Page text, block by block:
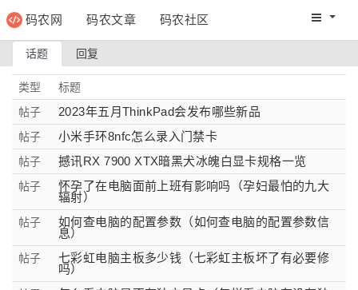
码农网 码农文章 码农社区 码农网
话题 回复
类型
标题
帖子
2023年五月ThinkPad会发布哪些新品
帖子 小米手环8nfc怎么录入门禁卡
帖子 撼讯RX 7900 XTX暗黑犬冰魄白显卡规格一览
帖子
怀孕了在电脑面前上班有影响吗（孕妇最怕的九大
辐射）
帖子
如何查电脑的配置参数（如何查电脑的配置参数信
息）
帖子
七彩虹电脑主板多少钱（七彩虹主板坏了有必要修
吗）